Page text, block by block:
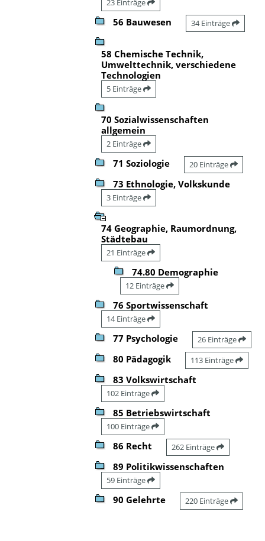
23 Einträge
56 Bauwesen 34 Einträge
58 Chemische Technik,
Umwelttechnik, verschiedene
Technologien
5 Einträge
70 Sozialwissenschaften
allgemein
2 Einträge
71 Soziologie 20 Einträge
73 Ethnologie, Volkskunde
3 Einträge
74 Geographie, Raumordnung,
Städtebau
21 Einträge
74.80 Demographie
12 Einträge
76 Sportwissenschaft
14 Einträge
77 Psychologie 26 Einträge
80 Pädagogik 113 Einträge
83 Volkswirtschaft
102 Einträge
85 Betriebswirtschaft
100 Einträge
86 Recht 262 Einträge
89 Politikwissenschaften
59 Einträge
90 Gelehrte 220 Einträge